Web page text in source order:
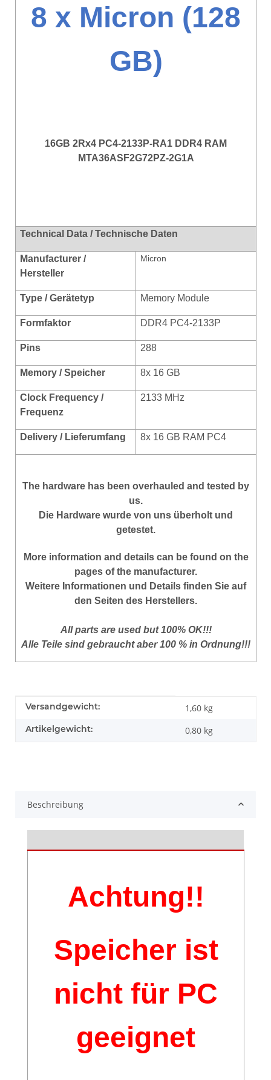
8 x Micron (128
GB)
16GB 2Rx4 PC4-2133P-RA1 DDR4 RAM
MTA36ASF2G72PZ-2G1A
Technical Data / Technische Daten
Manufacturer /
Hersteller
Micron
Type / Gerätetyp Memory Module
Formfaktor DDR4 PC4-2133P
Pins 288
Memory / Speicher 8x 16 GB
Clock Frequency /
Frequenz
2133 MHz
Delivery / Lieferumfang 8x 16 GB RAM PC4
The hardware has been overhauled and tested by
us.
Die Hardware wurde von uns überholt und
getestet.
More information and details can be found on the
pages of the manufacturer.
Weitere Informationen und Details finden Sie auf
den Seiten des Herstellers.
All parts are used but 100% OK!!!
Alle Teile sind gebraucht aber 100 % in Ordnung!!!
Produkteigenschaft
Wert
Versandgewicht: 1,60 kg
Artikelgewicht: 0,80 kg
Beschreibung
Achtung!!
Speicher ist
nicht für PC
geeignet